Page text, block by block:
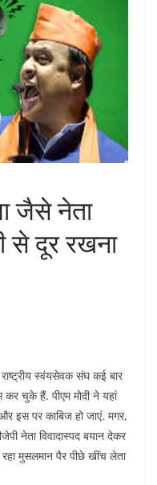
जैसे नेता
से दूर रखना
राष्ट्रीय स्वंयसेवक संघ कई बार
कर चुके हैं. पीएम मोदी ने यहां
इस पर काबिज हो जाएं. मगर,
नेता विवादास्पद बयान देकर
मुसलमान पैर पीछे खींच लेता